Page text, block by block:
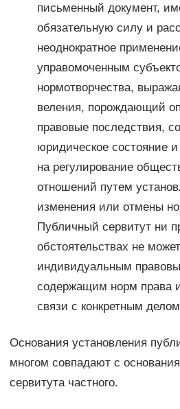
письменный документ,
обязательную силу и
неоднократное
управомоченным
нормотворчества,
веления, порождающий
правовые последствия,
юридическое состояние
на регулирование
отношений путем
изменения или отмены
Публичный сервитут ни
обстоятельствах не
индивидуальным
содержащим норм права
связи с конкретным
Основания установления
многом совпадают с
сервитута частного.